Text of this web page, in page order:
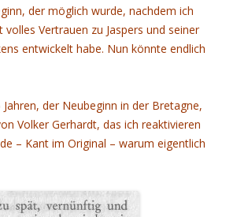
der möglich wurde, nachdem ich
Vertrauen zu Jaspers und seiner
entwickelt habe. Nun könnte endlich
der Neubeginn in der Bretagne,
Volker Gerhardt, das ich reaktivieren
– Kant im Original – warum eigentlich